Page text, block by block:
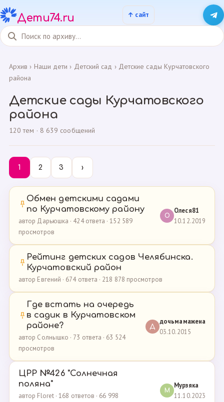
Дети74.ru
Архив › Наши дети › Детский сад › Детские сады Курчатовского
района
Детские сады Курчатовского
района
120 тем · 8 639 сообщений
1 2 3 ›
Обмен детскими садами
по Курчатовскому району
автор Дарьюшка · 424 ответа · 152 589
просмотров
О
Олеся81
10.12.2019
Рейтинг детских садов Челябинска.
Курчатовский район
автор Евгений · 674 ответа · 218 878 просмотров
Где встать на очередь
в садик в Курчатовском
районе?
автор Солнышко · 73 ответа · 63 524
просмотров
Д
дочьмамажена
03.10.2015
ЦРР №426 "Солнечная
поляна"
автор Floret · 168 ответов · 66 998
М
Мурзяка
11.10.2023